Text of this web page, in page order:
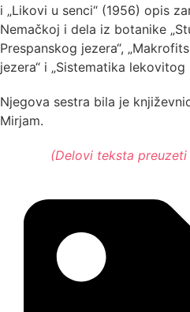
i „Likovi u senci“ (1956) opis
Nemačkoj i dela iz botanike
Prespanskog jezera“,
jezera“ i „Sistematika lekovitog
Njegova sestra bila je
Mirjam.
(Delovi teksta